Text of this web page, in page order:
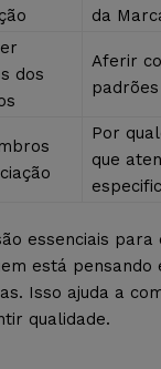
da
dos
Aferir
padrões
Por
que
essenciais para
está pensando
Isso ajuda a
qualidade.